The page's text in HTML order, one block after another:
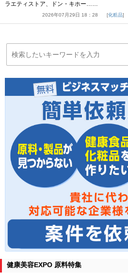
ラエティストア、ドン・キホー……
2026年07月29日 18：28 化粧品
健康美容EXPO 原料特集